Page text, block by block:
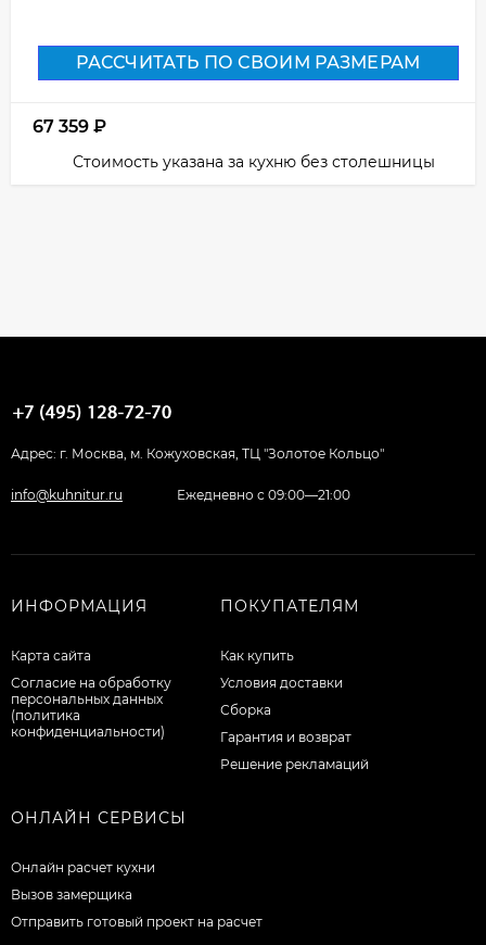
РАССЧИТАТЬ ПО СВОИМ РАЗМЕРАМ
67 359 ₽
Стоимость указана за кухню без столешницы
Адрес: г. Москва, м. Кожуховская, ТЦ "Золотое Кольцо"
info@kuhnitur.ru Ежедневно с 09:00—21:00
ИНФОРМАЦИЯ
Карта сайта
Согласие на обработку
персональных данных
(политика
конфиденциальности)
ПОКУПАТЕЛЯМ
Как купить
Условия доставки
Сборка
Гарантия и возврат
Решение рекламаций
ОНЛАЙН СЕРВИСЫ
Онлайн расчет кухни
Вызов замерщика
Отправить готовый проект на расчет